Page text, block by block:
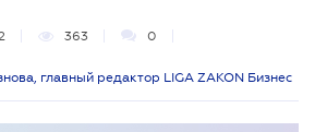
363 0
главный редактор LIGA ZAKON Бизнес